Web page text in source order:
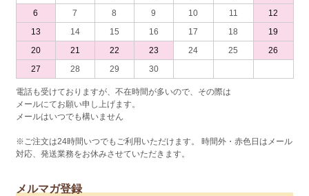
6
7 8 9 10 11
12
13
14 15 16 17 18
19
20
21 22 23 24 25
26
27
28 29 30
電話も受けておりますが、不在時間が多いので、その際は
メールにてお願い申し上げます。
メールはいつでも構いません
※ご注文は24時間いつでもご利用いただけます。 時間外・赤色日はメール
対応、発送業務をお休みさせていただきます。
メルマガ登録